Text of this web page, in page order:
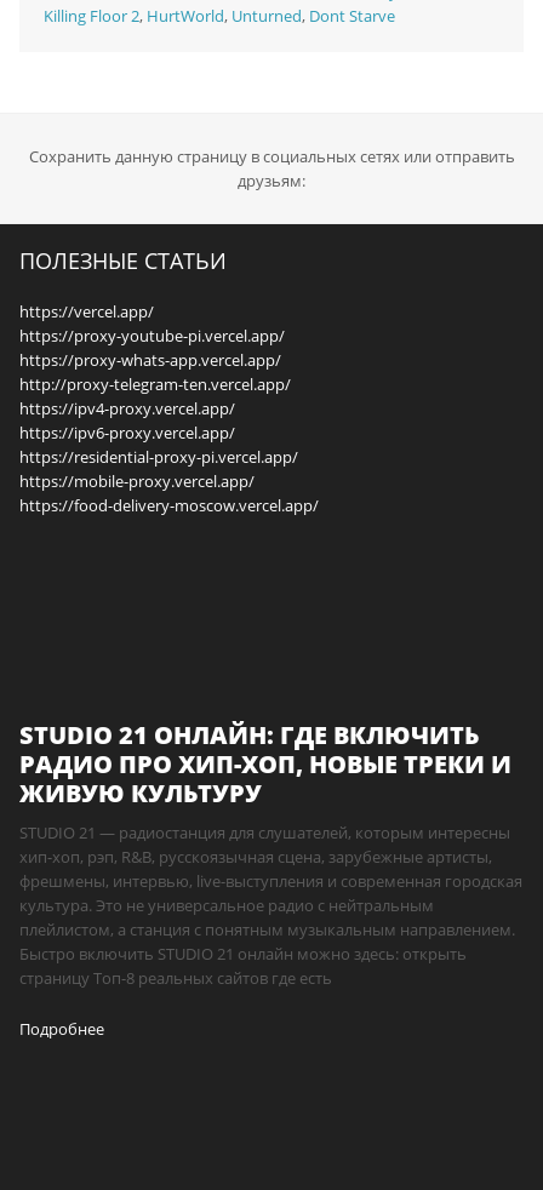
Killing Floor 2, HurtWorld, Unturned, Dont Starve
Сохранить данную страницу в социальных сетях или отправить
друзьям:
ПОЛЕЗНЫЕ СТАТЬИ
https://vercel.app/
https://proxy-youtube-pi.vercel.app/
https://proxy-whats-app.vercel.app/
http://proxy-telegram-ten.vercel.app/
https://ipv4-proxy.vercel.app/
https://ipv6-proxy.vercel.app/
https://residential-proxy-pi.vercel.app/
https://mobile-proxy.vercel.app/
https://food-delivery-moscow.vercel.app/
STUDIO 21 ОНЛАЙН: ГДЕ ВКЛЮЧИТЬ
РАДИО ПРО ХИП-ХОП, НОВЫЕ ТРЕКИ И
ЖИВУЮ КУЛЬТУРУ
STUDIO 21 — радиостанция для слушателей, которым интересны
хип-хоп, рэп, R&B, русскоязычная сцена, зарубежные артисты,
фрешмены, интервью, live-выступления и современная городская
культура. Это не универсальное радио с нейтральным
плейлистом, а станция с понятным музыкальным направлением.
Быстро включить STUDIO 21 онлайн можно здесь: открыть
страницу Топ-8 реальных сайтов где есть
Подробнее